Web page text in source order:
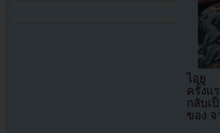
ไอยู
ครั้งแ
กลับเ
ของ จ